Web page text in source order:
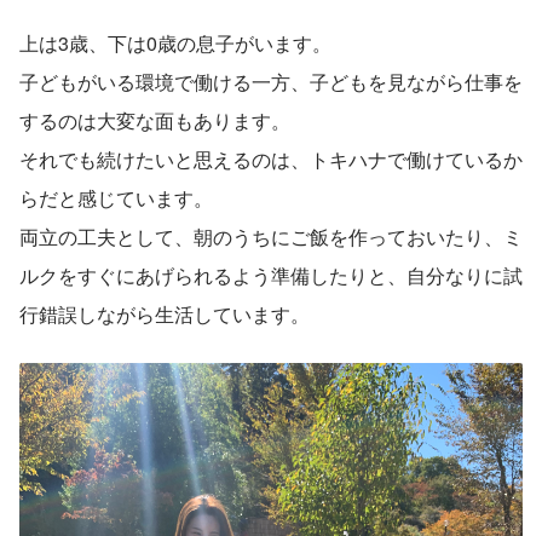
上は3歳、下は0歳の息子がいます。
子どもがいる環境で働ける一方、子どもを見ながら仕事を
するのは大変な面もあります。
それでも続けたいと思えるのは、トキハナで働けているか
らだと感じています。
両立の工夫として、朝のうちにご飯を作っておいたり、ミ
ルクをすぐにあげられるよう準備したりと、自分なりに試
行錯誤しながら生活しています。